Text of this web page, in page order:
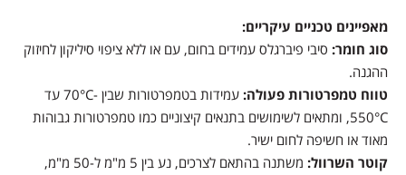
מאפיינים טכניים עיקריים:
סוג חומר: סיבי פיברגלס עמידים בחום, עם או ללא ציפוי סיליקון לחיזוק
ההגנה.
טווח טמפרטורות פעולה:
עמידות בטמפרטורות שבין -70°C עד
550°C, ומתאים לשימושים בתנאים קיצוניים כמו טמפרטורות גבוהות
מאוד או חשיפה לחום ישיר.
קוטר השרוול:
משתנה בהתאם לצרכים, נע בין 5 מ"מ ל-50 מ"מ,